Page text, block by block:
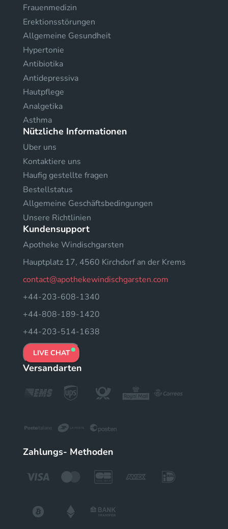
Frauenmedizin
Erektionsstörungen
Allgemeine Gesundheit
Hypertonie
Antibiotika
Antidepressiva
Hautpflege
Analgetika
Asthma
Nützliche Informationen
Uber uns
Kontaktiere uns
Haufig gestellte fragen
Bestellstatus
Allgemeine Geschäftsbedingungen
Unsere Richtlinien
Kundensupport
Apotheke Windischgarsten
Hauptplatz 17, 4560 Kirchdorf an der Krems
contact@apothekewindischgarsten.com
+44-203-608-1340
+44-808-189-1420
+44-203-514-1638
LIVE CHAT
Versandarten
Zahlungs- Methoden